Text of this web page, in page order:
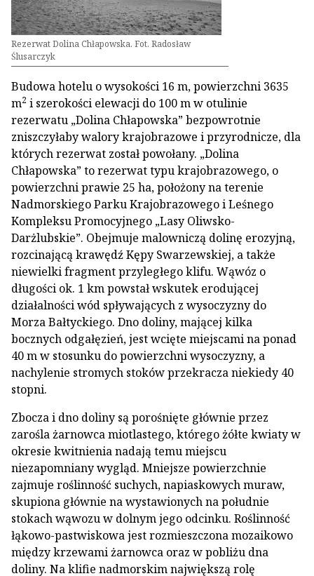
Rezerwat Dolina Chłapowska. Fot. Radosław
Ślusarczyk
Budowa hotelu o wysokości 16 m, powierzchni 3635
m2 i szerokości elewacji do 100 m w otulinie
rezerwatu „Dolina Chłapowska” bezpowrotnie
zniszczyłaby walory krajobrazowe i przyrodnicze, dla
których rezerwat został powołany. „Dolina
Chłapowska” to rezerwat typu krajobrazowego, o
powierzchni prawie 25 ha, położony na terenie
Nadmorskiego Parku Krajobrazowego i Leśnego
Kompleksu Promocyjnego „Lasy Oliwsko-
Darżlubskie”. Obejmuje malowniczą dolinę erozyjną,
rozcinającą krawędź Kępy Swarzewskiej, a także
niewielki fragment przyległego klifu. Wąwóz o
długości ok. 1 km powstał wskutek erodującej
działalności wód spływających z wysoczyzny do
Morza Bałtyckiego. Dno doliny, mającej kilka
bocznych odgałęzień, jest wcięte miejscami na ponad
40 m w stosunku do powierzchni wysoczyzny, a
nachylenie stromych stoków przekracza niekiedy 40
stopni.
Zbocza i dno doliny są porośnięte głównie przez
zarośla żarnowca miotlastego, którego żółte kwiaty w
okresie kwitnienia nadają temu miejscu
niezapomniany wygląd. Mniejsze powierzchnie
zajmuje roślinność suchych, napiaskowych muraw,
skupiona głównie na wystawionych na południe
stokach wąwozu w dolnym jego odcinku. Roślinność
łąkowo-pastwiskowa jest rozmieszczona mozaikowo
między krzewami żarnowca oraz w pobliżu dna
doliny. Na klifie nadmorskim największą rolę